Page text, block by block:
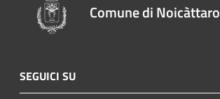
Comune di Noicàttaro
SEGUICI SU